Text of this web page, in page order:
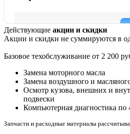
Действующие акции и скидки
Акции и скидки не суммируются в
Базовое техобслуживание от 2 200
Замена моторного масла
Замена воздушного и
Осмотр кузова, внешних и
подвески
Компьютерная диагностика по
Запчасти и расходные материалы